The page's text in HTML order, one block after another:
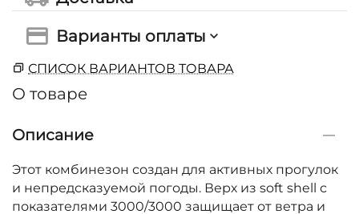
Варианты оплаты
СПИСОК ВАРИАНТОВ ТОВАРА
О товаре
Описание
Этот комбинезон создан для активных прогулок
и непредсказуемой погоды. Верх из soft shell с
показателями 3000/3000 защищает от ветра и